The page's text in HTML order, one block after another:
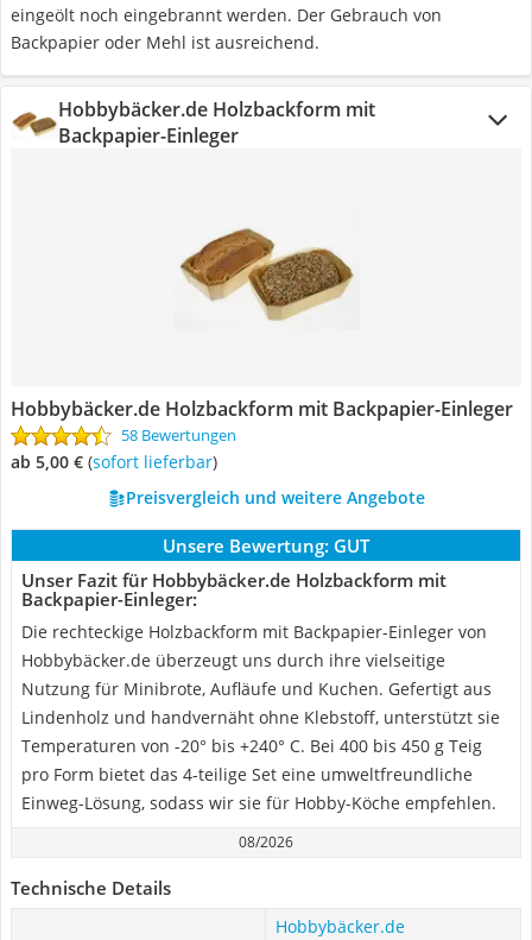
eingeölt noch eingebrannt werden. Der Gebrauch von
Backpapier oder Mehl ist ausreichend.
Hobbybäcker.de Holzbackform mit
Backpapier-Einleger
Hobbybäcker.de Holzbackform mit Backpapier-Einleger
58 Bewertungen
ab 5,00 € ( Sofort lieferbar)
Preisvergleich und weitere Angebote
Unsere Bewertung: GUT
Unser Fazit für Hobbybäcker.de Holzbackform mit
Backpapier-Einleger:
Die rechteckige Holzbackform mit Backpapier-Einleger von
Hobbybäcker.de überzeugt uns durch ihre vielseitige
Nutzung für Minibrote, Aufläufe und Kuchen. Gefertigt aus
Lindenholz und handvernäht ohne Klebstoff, unterstützt sie
Temperaturen von -20° bis +240° C. Bei 400 bis 450 g Teig
pro Form bietet das 4-teilige Set eine umweltfreundliche
Einweg-Lösung, sodass wir sie für Hobby-Köche empfehlen.
08/2026
Technische Details
Hobbybäcker.de